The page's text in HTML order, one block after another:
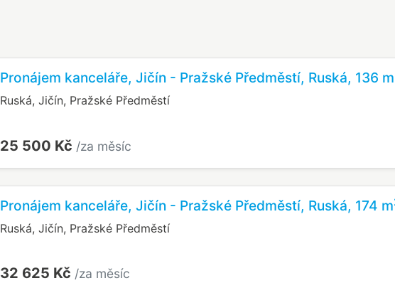
Pronájem kanceláře, Jičín - Pražské Předměstí, Ruská, 136 m
Ruská, Jičín, Pražské Předměstí
25 500 Kč /za měsíc
Pronájem kanceláře, Jičín - Pražské Předměstí, Ruská, 174 m
Ruská, Jičín, Pražské Předměstí
32 625 Kč /za měsíc